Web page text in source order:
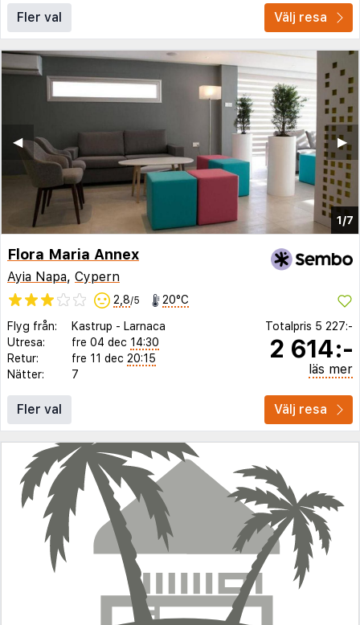
Fler val Välj resa
1/7
▶︎
◀︎
Flora Maria Annex
Ayia Napa, Cypern
2,8/5 20°C
Flyg från: Kastrup - Larnaca
Utresa:
fre 04 dec 14:30
Retur:
fre 11 dec 20:15
Nätter:
7
Totalpris 5 227:-
2 614:-
läs mer
Fler val Välj resa